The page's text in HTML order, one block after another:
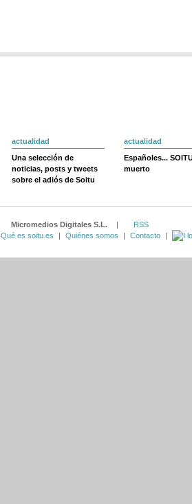
actualidad
Una selección de
noticias, posts y tweets
sobre el adiós de Soitu
actualidad
Españoles...
muerto
Micromedios Digitales S.L. |
RSS
Qué es soitu.es
| Quiénes somos | Contacto |